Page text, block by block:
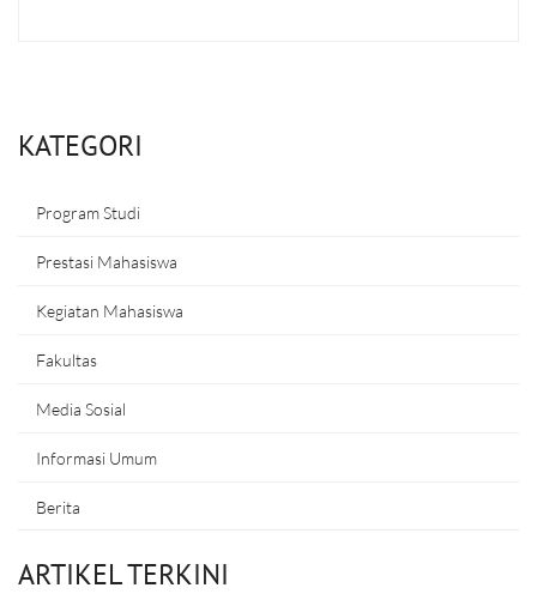
KATEGORI
Program Studi
Prestasi Mahasiswa
Kegiatan Mahasiswa
Fakultas
Media Sosial
Informasi Umum
Berita
ARTIKEL TERKINI